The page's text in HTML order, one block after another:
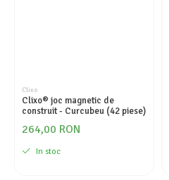
Clixo
Clixo® joc magnetic de
construit - Curcubeu (42 piese)
264,00 RON
In stoc